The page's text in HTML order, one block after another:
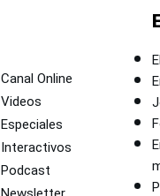
Canal Online
Videos
Especiales
Interactivos
Podcast